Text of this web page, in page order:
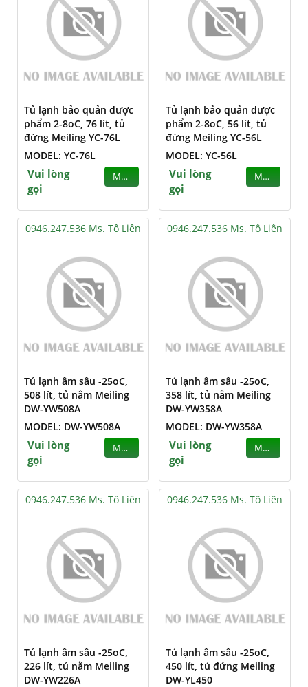
Tủ lạnh bảo quản dược
phẩm 2-8oC, 76 lít, tủ
đứng Meiling YC-76L
MODEL: YC-76L
Vui lòng
gọi
MUA
Tủ lạnh bảo quản dược
phẩm 2-8oC, 56 lít, tủ
đứng Meiling YC-56L
MODEL: YC-56L
Vui lòng
gọi
MUA
0946.247.536 Ms. Tô Liên
Tủ lạnh âm sâu -25oC,
508 lít, tủ nằm Meiling
DW-YW508A
MODEL: DW-YW508A
Vui lòng
gọi
MUA
0946.247.536 Ms. Tô Liên
Tủ lạnh âm sâu -25oC,
358 lít, tủ nằm Meiling
DW-YW358A
MODEL: DW-YW358A
Vui lòng
gọi
MUA
0946.247.536 Ms. Tô Liên
Tủ lạnh âm sâu -25oC,
226 lít, tủ nằm Meiling
DW-YW226A
0946.247.536 Ms. Tô Liên
Tủ lạnh âm sâu -25oC,
450 lít, tủ đứng Meiling
DW-YL450